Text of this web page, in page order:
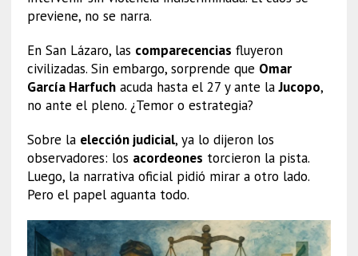
previene, no se narra.
En San Lázaro, las comparecencias fluyeron
civilizadas. Sin embargo, sorprende que Omar
García Harfuchacuda hasta el 27 y ante laJucopo,
no ante el pleno. ¿Temor o estrategia?
Sobre la elección judicial, ya lo dijeron los
observadores: los acordeones torcieron la pista.
Luego, la narrativa oficial pidió mirar a otro lado.
Pero el papel aguanta todo.